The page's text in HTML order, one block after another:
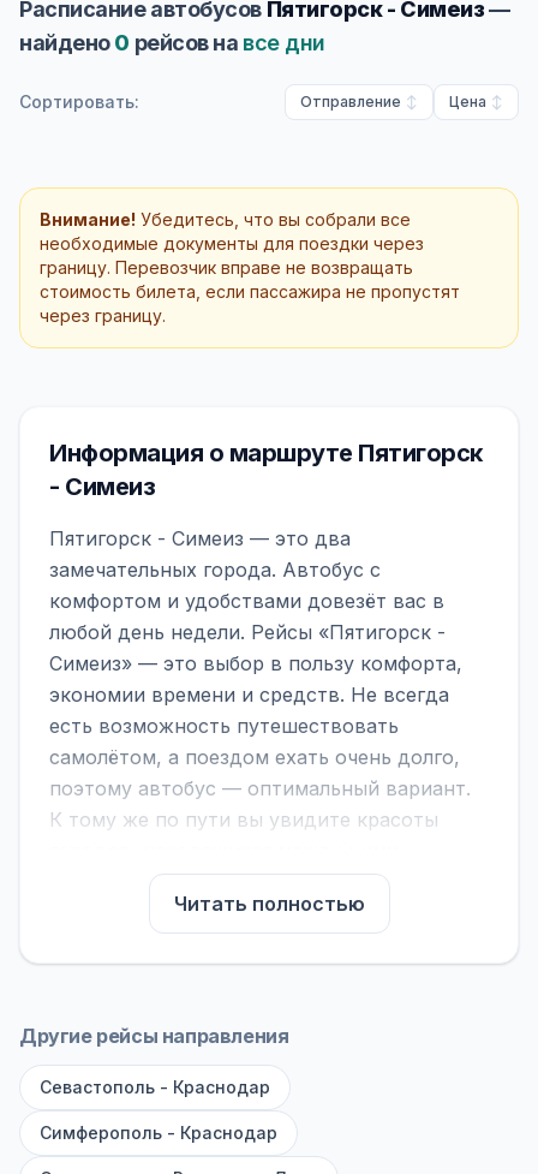
Расписание автобусов Пятигорск - Симеиз—
найдено0 рейсов на все дни
Сортировать: Отправление Цена
Внимание! Убедитесь, что вы собрали все
необходимые документы для поездки через
границу. Перевозчик вправе не возвращать
стоимость билета, если пассажира не пропустят
через границу.
Информация о маршруте Пятигорск
- Симеиз
Пятигорск - Симеиз — это два
замечательных города. Автобус с
комфортом и удобствами довезёт вас в
любой день недели. Рейсы «Пятигорск -
Симеиз» — это выбор в пользу комфорта,
экономии времени и средств. Не всегда
есть возможность путешествовать
самолётом, а поездом ехать очень долго,
поэтому автобус — оптимальный вариант.
К тому же по пути вы увидите красоты
На нашем сайте вы можете найти
расписание автобусов Пятигорск - Симеиз,
сравнить рейсы и выбрать подходящий.
на микроавтобусы (8–18 мест). Если важен
(от 40 мест): у них лучше подвеска и
дорога ощущается меньше.
Читать полностью
Другие рейсы направления
Севастополь - Краснодар
Симферополь - Краснодар